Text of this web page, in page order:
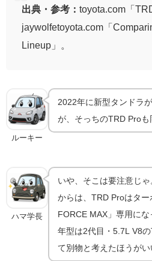
出典・参考： toyota.com「
jaywolfetoyota.com「
Lineup」。
ルーキー
2022年に新型タンドラ
が、そっちのTRD Pro
ハマ学長
いや、そこは要注意じ
からは、TRD Proはタ
FORCE MAX」専用に
年型は2代目・5.7L V8
て別物と考えたほうがい